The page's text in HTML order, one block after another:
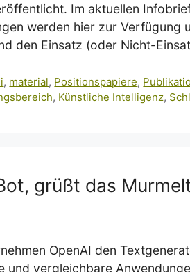
Im aktuellen
werden hier zur Verfügung
den Einsatz (oder Nicht-
, material, Positionspapiere,
, Künstliche Intelligenz,
grüßt das
OpenAI den
und vergleichbare